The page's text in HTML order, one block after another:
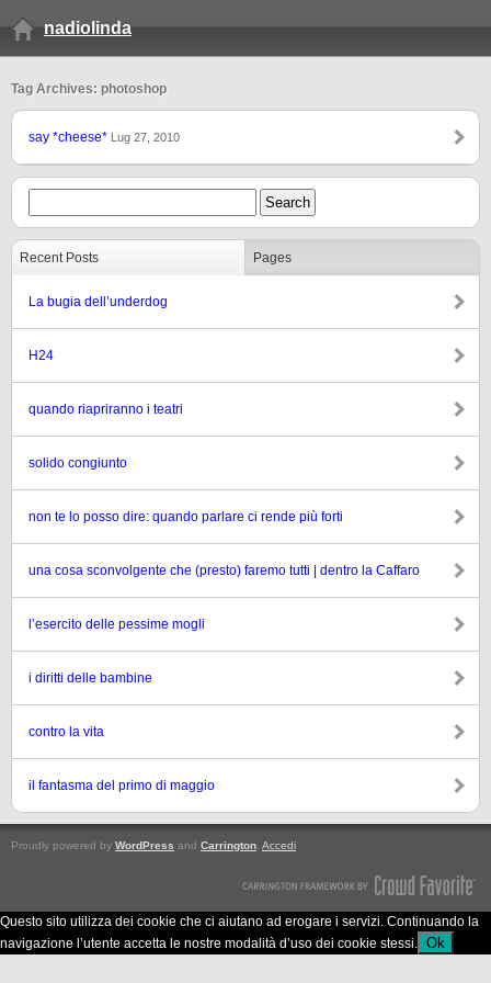
nadiolinda
Tag Archives: photoshop
say *cheese* Lug 27, 2010
Recent Posts Pages
La bugia dell’underdog
H24
quando riapriranno i teatri
solido congiunto
non te lo posso dire: quando parlare ci rende più forti
una cosa sconvolgente che (presto) faremo tutti | dentro la Caffaro
l’esercito delle pessime mogli
i diritti delle bambine
contro la vita
il fantasma del primo di maggio
Proudly powered by WordPress and Carrington Accedi
Questo sito utilizza dei cookie che ci aiutano ad erogare i servizi. Continuando la
navigazione l’utente accetta le nostre modalità d’uso dei cookie stessi. Ok